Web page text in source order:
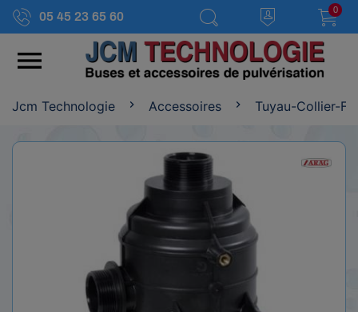
05 45 23 65 60
0

Jcm Technologie Accessoires Tuyau-Collier-